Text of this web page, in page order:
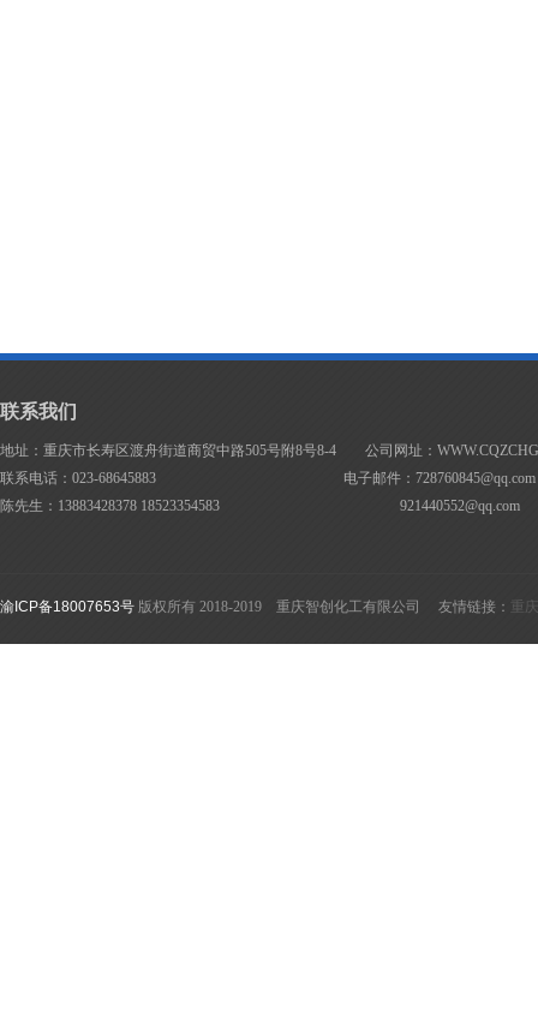
联系我们
地址：重庆市长寿区渡舟街道商贸中路505号附8号8-4 公司网址：
联系电话：023-68645883 电子邮件：728760845@qq.com
陈先生：13883428378 18523354583 921440552@qq.com
渝ICP备18007653号 版权所有 2018-2019 重庆智创化工有限公司 友情链接： 重